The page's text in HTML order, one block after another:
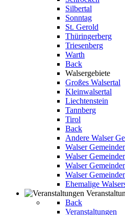
Silbertal
Sonntag
St. Gerold
Thüringerberg
Triesenberg
Warth
Back
Walsergebiete
Großes Walsertal
Kleinwalsertal
Liechtenstein
Tannberg
Tirol
Back
Andere Walser
Walser
Walser
Walser
Walser
Ehemalige
Back
Veranstaltungen